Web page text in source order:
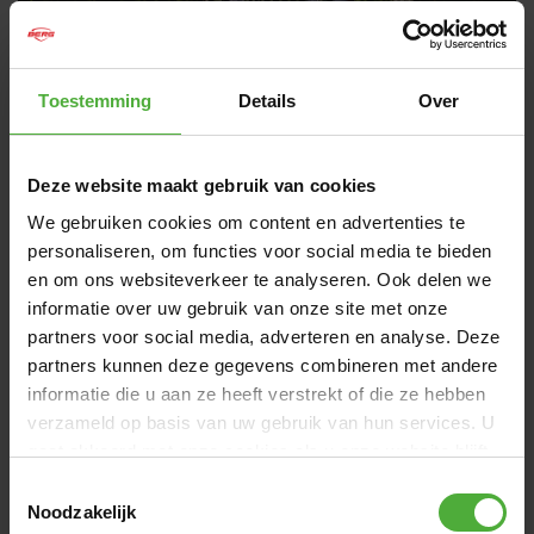
Toestemming Details Over
Deze website maakt gebruik van cookies
We gebruiken cookies om content en advertenties te
personaliseren, om functies voor social media te bieden
en om ons websiteverkeer te analyseren. Ook delen we
informatie over uw gebruik van onze site met onze
partners voor social media, adverteren en analyse. Deze
partners kunnen deze gegevens combineren met andere
informatie die u aan ze heeft verstrekt of die ze hebben
verzameld op basis van uw gebruik van hun services. U
Noodzakelijk
QUEL BUDDY VOUS CONVIENT ?
CHOISISSEZ VOS OPTIONS UNIQUES
Blue , Redster Purple
Retro
Greenou Classic Blue(Limited Edition) en version Basique
ou
Trail
Cross Black
avec roues tout-terrain
Cross Yellow avec roues tout-terrain et Soundbox
SportifChoppy Neoavec 3 roues tout-terrain